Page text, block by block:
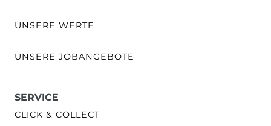
UNSERE WERTE
UNSERE JOBANGEBOTE
SERVICE
CLICK & COLLECT